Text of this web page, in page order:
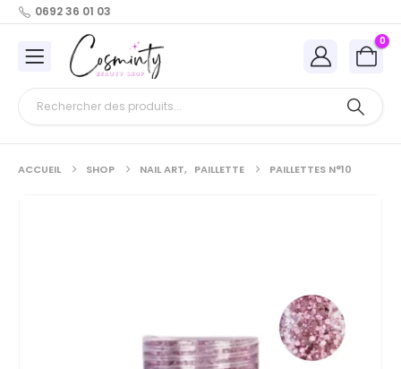
0692 36 01 03
0
ACCUEIL SHOP NAIL ART, PAILLETTE PAILLETTES N°10